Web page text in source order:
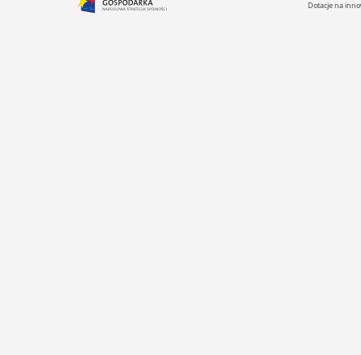
Dotacje na